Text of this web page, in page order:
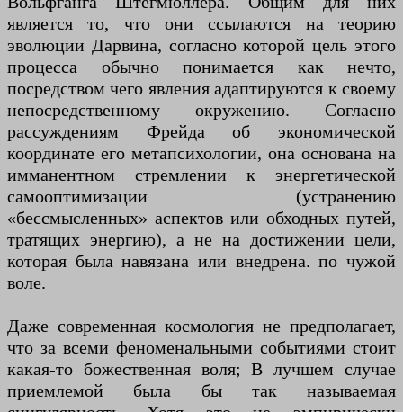
является то, что они ссылаются на теорию
эволюции Дарвина, согласно которой цель этого
процесса обычно понимается как нечто,
посредством чего явления адаптируются к своему
непосредственному окружению. Согласно
рассуждениям Фрейда об экономической
координате его метапсихологии, она основана на
имманентном стремлении к энергетической
самооптимизации (устранению
«бессмысленных» аспектов или обходных путей,
тратящих энергию), а не на достижении цели,
которая была навязана или внедрена. по чужой
воле.
Даже современная космология не предполагает,
что за всеми феноменальными событиями стоит
какая-то божественная воля; В лучшем случае
приемлемой была бы так называемая